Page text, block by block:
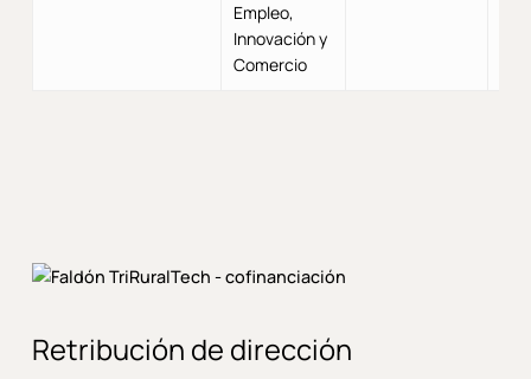
Empleo,
Innovación y
Comercio
Retribución de dirección